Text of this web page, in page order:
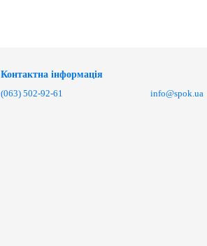
Контактна інформація
(063) 502-92-61
info@spok.ua